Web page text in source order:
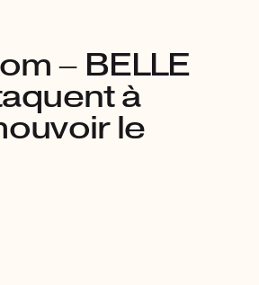
– BELLE
à
le